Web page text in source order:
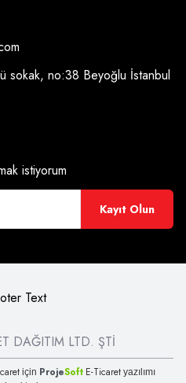
sokak, no:38 Beyoğlu İstanbul
istiyorum
Kayıt Olun
DAĞITIM LTD. ŞTİ
için ProjeSoft E-Ticaret yazılımı